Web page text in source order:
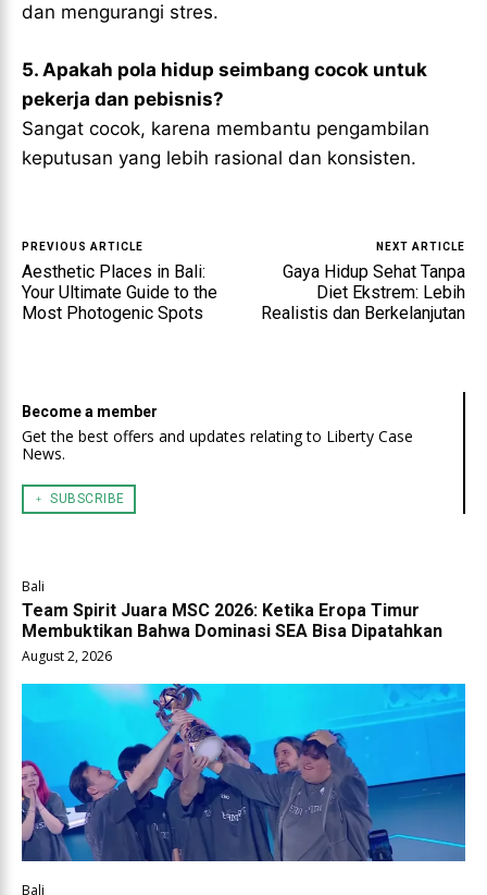
Become a member
Get the best offers and updates relating to Liberty Case
News.
﹢ SUBSCRIBE
Bali
Team Spirit Juara MSC 2026: Ketika Eropa Timur
Membuktikan Bahwa Dominasi SEA Bisa Dipatahkan
August 2, 2026
Bali
dan mengurangi stres.
5. Apakah pola hidup seimbang cocok untuk
pekerja dan pebisnis?
Sangat cocok, karena membantu pengambilan
keputusan yang lebih rasional dan konsisten.
PREVIOUS ARTICLE
Aesthetic Places in Bali:
Your Ultimate Guide to the
Most Photogenic Spots
NEXT ARTICLE
Gaya Hidup Sehat Tanpa
Diet Ekstrem: Lebih
Realistis dan Berkelanjutan